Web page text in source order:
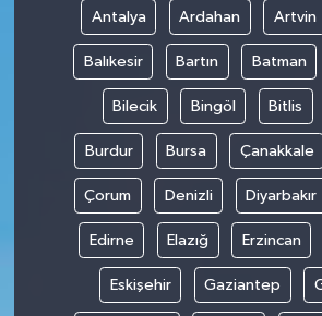
Antalya Ardahan Artvin
Balıkesir Bartın Batman
Bilecik Bingöl Bitlis
Burdur Bursa Çanakkale
Çorum Denizli Diyarbakır
Edirne Elazığ Erzincan
Eskişehir Gaziantep